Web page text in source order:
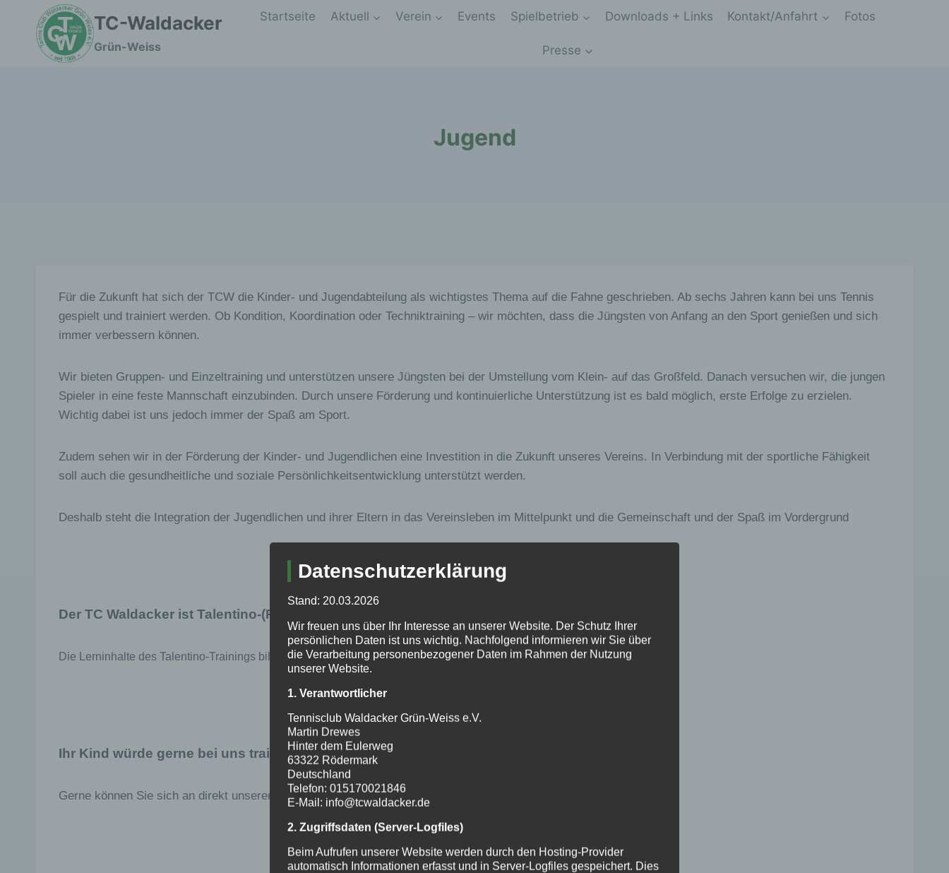
springen
TC-Waldacker
Grün-Weiss
Startseite Aktuell Verein Events Spielbetrieb Downloads + Links Kontakt/Anfahrt Fotos
Presse
Jugend
Für die Zukunft hat sich der TCW die Kinder- und Jugendabteilung als wichtigstes Thema auf die Fahne geschrieben. Ab sechs Jahren kann bei uns Tennis
gespielt und trainiert werden. Ob Kondition, Koordination oder Techniktraining – wir möchten, dass die Jüngsten von Anfang an den Sport genießen und sich
immer verbessern können.
Wir bieten Gruppen- und Einzeltraining und unterstützen unsere Jüngsten bei der Umstellung vom Klein- auf das Großfeld. Danach versuchen wir, die jungen
Spieler in eine feste Mannschaft einzubinden. Durch unsere Förderung und kontinuierliche Unterstützung ist es bald möglich, erste Erfolge zu erzielen.
Wichtig dabei ist uns jedoch immer der Spaß am Sport.
Zudem sehen wir in der Förderung der Kinder- und Jugendlichen eine Investition in die Zukunft unseres Vereins. In Verbindung mit der sportliche Fähigkeit
soll auch die gesundheitliche und soziale Persönlichkeitsentwicklung unterstützt werden.
Deshalb steht die Integration der Jugendlichen und ihrer Eltern in das Vereinsleben im Mittelpunkt und die Gemeinschaft und der Spaß im Vordergrund
Der TC Waldacker ist Talentino-(Premium)-Club!
Die Lerninhalte des Talentino-Trainings bilden die konzeptionelle Grundlage unseres Jugendtrainings
Ihr Kind würde gerne bei uns trainieren?
Gerne können Sie sich an direkt unseren Jugendwart Nadine Wild oder an die Trainer wenden.
Datenschutzerklärung
Stand: 20.03.2026
Wir freuen uns über Ihr Interesse an unserer Website. Der Schutz Ihrer
persönlichen Daten ist uns wichtig. Nachfolgend informieren wir Sie über
die Verarbeitung personenbezogener Daten im Rahmen der Nutzung
unserer Website.
1. Verantwortlicher
Tennisclub Waldacker Grün-Weiss e.V.
Martin Drewes
Hinter dem Eulerweg
63322 Rödermark
Deutschland
Telefon: 015170021846
E-Mail: info@tcwaldacker.de
2. Zugriffsdaten (Server-Logfiles)
Beim Aufrufen unserer Website werden durch den Hosting-Provider
automatisch Informationen erfasst und in Server-Logfiles gespeichert. Dies